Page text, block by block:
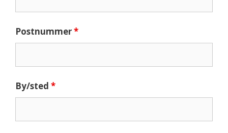
Postnummer*
By/sted *